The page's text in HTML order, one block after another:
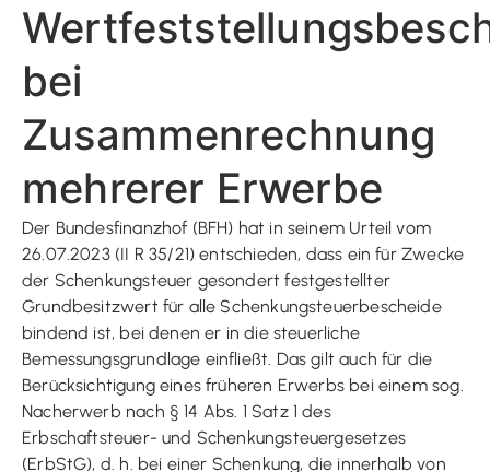
bei
Zusammenrechnung
mehrerer Erwerbe
Der Bundesfinanzhof (BFH) hat in seinem Urteil vom
26.07.2023 (II R 35/21) entschieden, dass ein für Zwecke
der Schenkungsteuer gesondert festgestellter
Grundbesitzwert für alle Schenkungsteuerbescheide
bindend ist, bei denen er in die steuerliche
Bemessungsgrundlage einfließt. Das gilt auch für die
Berücksichtigung eines früheren Erwerbs bei einem sog.
Nacherwerb nach § 14 Abs. 1 Satz 1 des
Erbschaftsteuer- und Schenkungsteuergesetzes
(ErbStG), d. h. bei einer Schenkung, die innerhalb von